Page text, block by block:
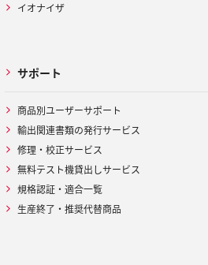
イオナイザ
サポート
商品別ユーザーサポート
輸出関連書類の発行サービス
修理・校正サービス
無料テスト機貸出しサービス
規格認証・適合一覧
生産終了・推奨代替商品